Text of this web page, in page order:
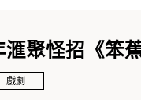
聚怪招《笨
戲劇